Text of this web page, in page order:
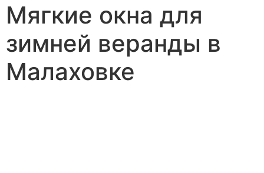
Мягкие окна для
зимней веранды в
Малаховке